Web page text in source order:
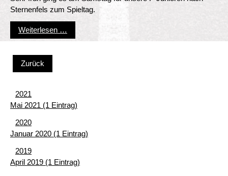
Sternenfels zum Spieltag.
Weiterlesen …
Zurück
2021
Mai 2021 (1 Eintrag)
2020
Januar 2020 (1 Eintrag)
2019
April 2019 (1 Eintrag)